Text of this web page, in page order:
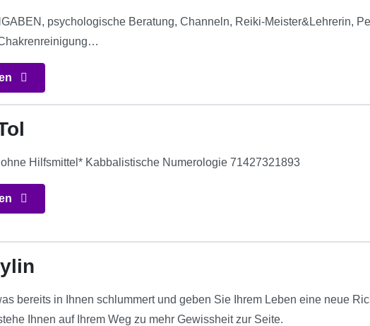
psychologische Beratung, Channeln, Reiki-Meister&Lehrerin,
Hilfsmittel* Kabbalistische Numerologie 71427321893
bereits in Ihnen schlummert und geben Sie Ihrem Leben eine neue
Ihnen auf Ihrem Weg zu mehr Gewissheit zur Seite.